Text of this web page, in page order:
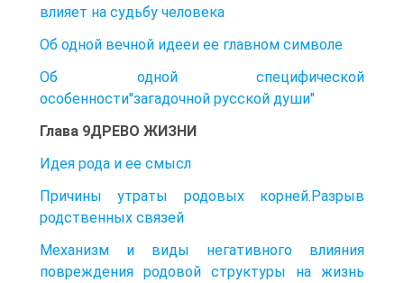
влияет на судьбу человека
Об одной вечной идееи ее главном символе
Об одной специфической
особенности"загадочной русской души"
Глава 9ДРЕВО ЖИЗНИ
Идея рода и ее смысл
Причины утраты родовых корней.Разрыв
родственных связей
Механизм и виды негативного влияния
повреждения родовой структуры на жизнь